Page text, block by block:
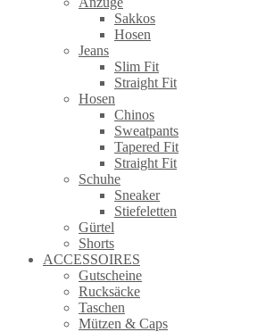
Sakkos
Hosen
Jeans
Slim Fit
Straight Fit
Hosen
Chinos
Sweatpants
Tapered Fit
Straight Fit
Schuhe
Sneaker
Stiefeletten
Gürtel
Shorts
ACCESSOIRES
Gutscheine
Rucksäcke
Taschen
Mützen & Caps